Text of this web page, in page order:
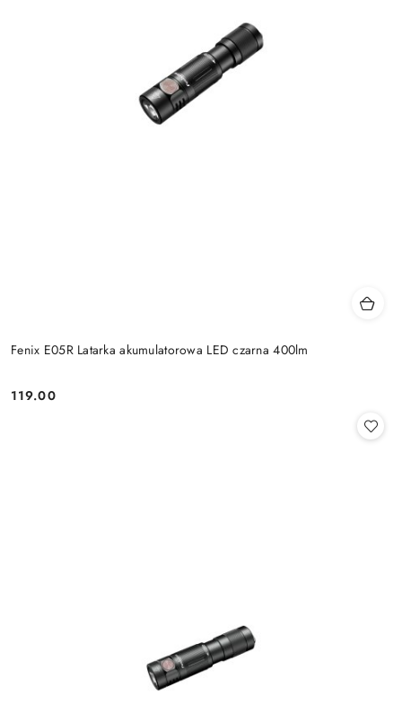
Fenix E05R Latarka akumulatorowa LED czarna 400lm
Cena:
119.00